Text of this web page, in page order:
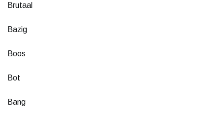
Brutaal
Bazig
Boos
Bot
Bang